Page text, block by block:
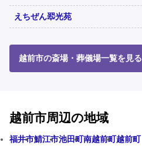
えちぜん翆光苑
越前市の斎場・葬儀場一覧を見る
越前市周辺の地域
福井市鯖江市池田町南越前町越前町